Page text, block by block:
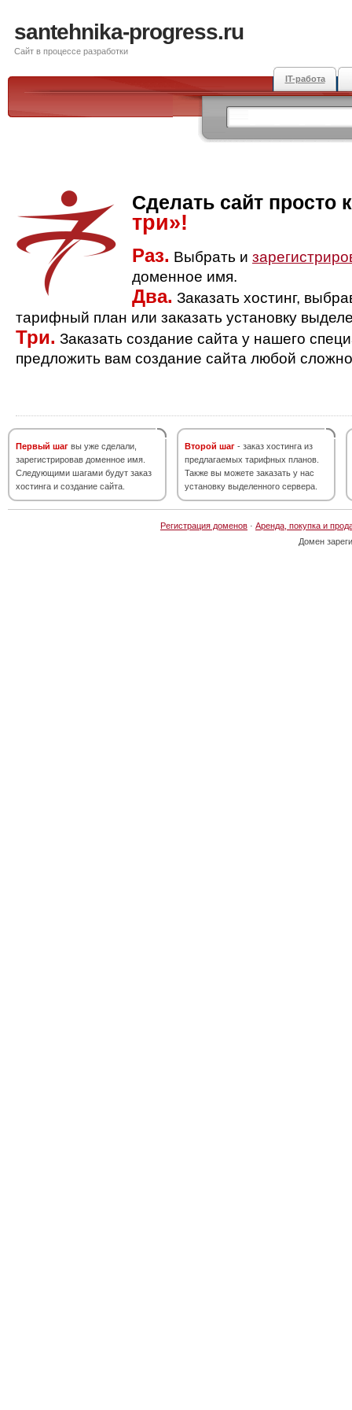
santehnika-progress.ru
Сайт в процессе разработки
IT-работа
Сделать сайт просто
три»!
Раз. Выбрать и
доменное имя.
Два. Заказать хостинг,
тарифный план или заказать установку
Три. Заказать создание сайта у нашего
предложить вам создание сайта любой
Первый шаг вы уже сделали,
зарегистрировав доменное имя.
Следующими шагами будут заказ
хостинга и создание сайта.
Второй шаг - заказ хостинга из
предлагаемых тарифных планов.
Также вы можете заказать у нас
установку выделенного сервера.
Регистрация доменов · Аренда, покупка и
Домен